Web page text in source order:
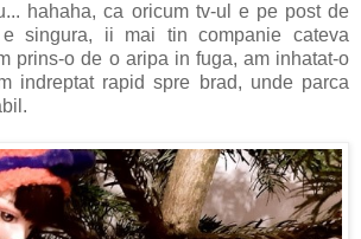
hahaha, ca oricum tv-ul e pe post de
singura, ii mai tin companie cateva
prins-o de o aripa in fuga, am inhatat-o
indreptat rapid spre brad, unde parca